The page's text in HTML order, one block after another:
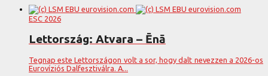
ESC 2026
Lettország: Atvara – Ēnā
Tegnap este Lettországon volt a sor, hogy dalt nevezzen a 2026-os
Eurovíziós Dalfesztiválra. A...